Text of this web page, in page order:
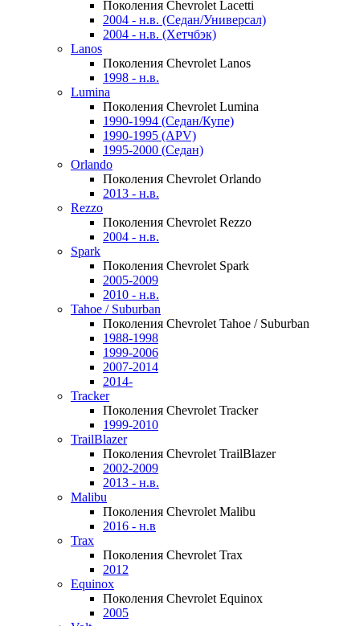
Поколения Chevrolet Lacetti
2004 - н.в. (Седан/Универсал)
2004 - н.в. (Хетчбэк)
Lanos
Поколения Chevrolet Lanos
1998 - н.в.
Lumina
Поколения Chevrolet Lumina
1990-1994 (Седан/Купе)
1990-1995 (APV)
1995-2000 (Седан)
Orlando
Поколения Chevrolet Orlando
2013 - н.в.
Rezzo
Поколения Chevrolet Rezzo
2004 - н.в.
Spark
Поколения Chevrolet Spark
2005-2009
2010 - н.в.
Tahoe / Suburban
Поколения Chevrolet Tahoe / Suburban
1988-1998
1999-2006
2007-2014
2014-
Tracker
Поколения Chevrolet Tracker
1999-2010
TrailBlazer
Поколения Chevrolet TrailBlazer
2002-2009
2013 - н.в.
Malibu
Поколения Chevrolet Malibu
2016 - н.в
Trax
Поколения Chevrolet Trax
2012
Equinox
Поколения Chevrolet Equinox
2005